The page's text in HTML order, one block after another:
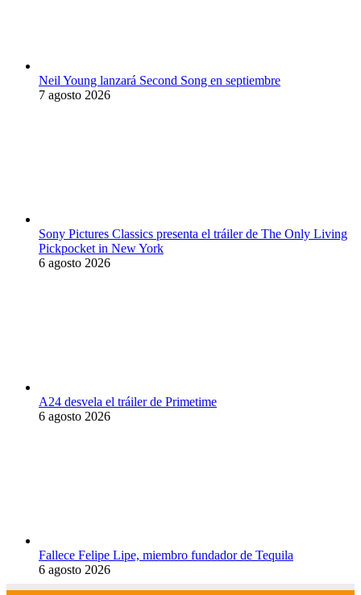
Neil Young lanzará Second Song en septiembre
7 agosto 2026
Sony Pictures Classics presenta el tráiler de The Only Living
Pickpocket in New York
6 agosto 2026
A24 desvela el tráiler de Primetime
6 agosto 2026
Fallece Felipe Lipe, miembro fundador de Tequila
6 agosto 2026